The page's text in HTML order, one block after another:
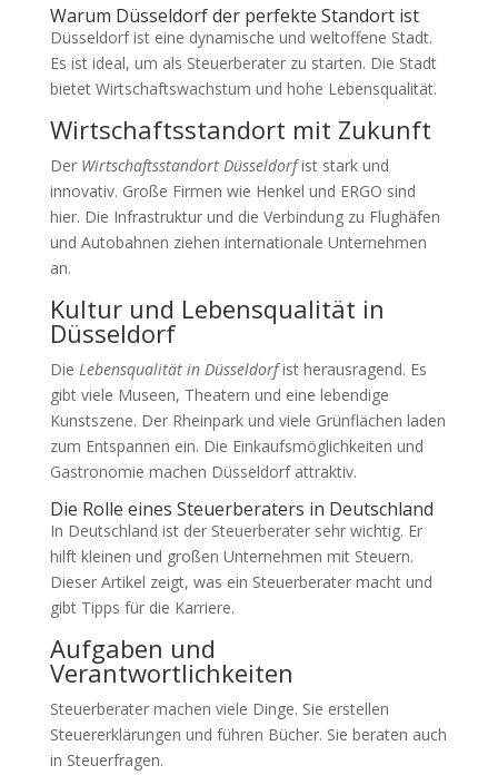
Warum Düsseldorf der perfekte Standort ist
Düsseldorf ist eine dynamische und weltoffene Stadt.
Es ist ideal, um als Steuerberater zu starten. Die Stadt
bietet Wirtschaftswachstum und hohe Lebensqualität.
Wirtschaftsstandort mit Zukunft
Der Wirtschaftsstandort Düsseldorfist stark und
innovativ. Große Firmen wie Henkel und ERGO sind
hier. Die Infrastruktur und die Verbindung zu Flughäfen
und Autobahnen ziehen internationale Unternehmen
an.
Kultur und Lebensqualität in
Düsseldorf
Die Lebensqualität in Düsseldorfist herausragend. Es
gibt viele Museen, Theatern und eine lebendige
Kunstszene. Der Rheinpark und viele Grünflächen laden
zum Entspannen ein. Die Einkaufsmöglichkeiten und
Gastronomie machen Düsseldorf attraktiv.
Die Rolle eines Steuerberaters in Deutschland
In Deutschland ist der Steuerberater sehr wichtig. Er
hilft kleinen und großen Unternehmen mit Steuern.
Dieser Artikel zeigt, was ein Steuerberater macht und
gibt Tipps für die Karriere.
Aufgaben und
Verantwortlichkeiten
Steuerberater machen viele Dinge. Sie erstellen
Steuererklärungen und führen Bücher. Sie beraten auch
in Steuerfragen.